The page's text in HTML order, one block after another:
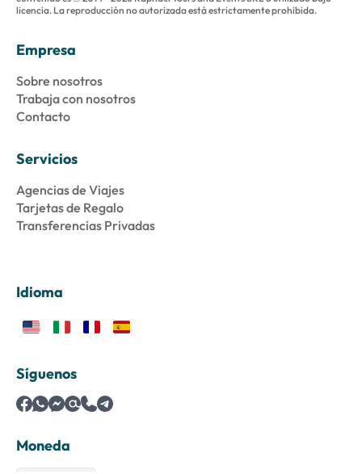
licencia. La reproducción no autorizada está estrictamente prohibida.
Empresa
Sobre nosotros
Trabaja con nosotros
Contacto
Servicios
Agencias de Viajes
Tarjetas de Regalo
Transferencias Privadas
Idioma
Síguenos
Moneda